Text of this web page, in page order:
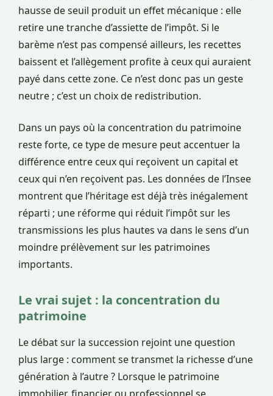
hausse de seuil produit un effet mécanique : elle
retire une tranche d’assiette de l’impôt. Si le
barème n’est pas compensé ailleurs, les recettes
baissent et l’allègement profite à ceux qui auraient
payé dans cette zone. Ce n’est donc pas un geste
neutre ; c’est un choix de redistribution.
Dans un pays où la concentration du patrimoine
reste forte, ce type de mesure peut accentuer la
différence entre ceux qui reçoivent un capital et
ceux qui n’en reçoivent pas. Les données de l’Insee
montrent que l’héritage est déjà très inégalement
réparti ; une réforme qui réduit l’impôt sur les
transmissions les plus hautes va dans le sens d’un
moindre prélèvement sur les patrimoines
importants.
Le vrai sujet : la concentration du
patrimoine
Le débat sur la succession rejoint une question
plus large : comment se transmet la richesse d’une
génération à l’autre ? Lorsque le patrimoine